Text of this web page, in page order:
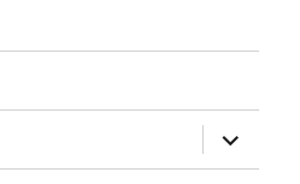
ouvrir
le
sous-